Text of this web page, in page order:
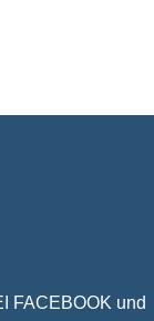
FACEBOOK und